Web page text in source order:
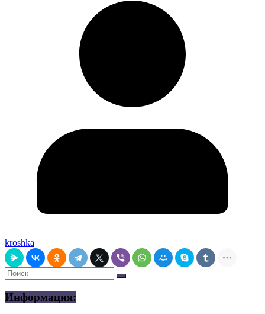
kroshka
Информация: